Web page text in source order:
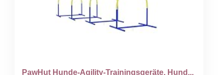
PawHut Hunde-Agility-Trainingsgeräte, Hund...